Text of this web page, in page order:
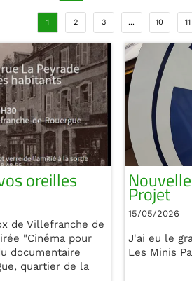
1 2 3 ... 10 11
oreilles
de Villefranche de
"Cinéma pour
documentaire
quartier de la
Projet
15/05/2026
J'ai eu le
Les Minis